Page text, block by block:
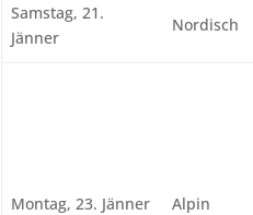
Samstag, 21.
Jänner
Nordisch
Montag, 23. Jänner Alpin